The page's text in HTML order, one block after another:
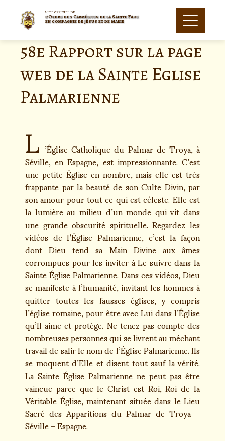
Site officiel de
l'Ordre des Carmélites de la Sainte Face
en compagnie de Jésus et de Marie
58e Rapport sur la page
web de la Sainte Eglise
Palmarienne
L ’Église Catholique du Palmar de Troya, à
Séville, en Espagne, est impressionnante. C’est
une petite Église en nombre, mais elle est très
frappante par la beauté de son Culte Divin, par
son amour pour tout ce qui est céleste. Elle est
la lumière au milieu d’un monde qui vit dans
une grande obscurité spirituelle. Regardez les
vidéos de l’Église Palmarienne, c’est la façon
dont Dieu tend sa Main Divine aux âmes
corrompues pour les inviter à Le suivre dans la
Sainte Église Palmarienne. Dans ces vidéos, Dieu
se manifeste à l’humanité, invitant les hommes à
quitter toutes les fausses églises, y compris
l’église romaine, pour être avec Lui dans l’Église
qu’Il aime et protège. Ne tenez pas compte des
nombreuses personnes qui se livrent au méchant
travail de salir le nom de l’Église Palmarienne. Ils
se moquent d’Elle et disent tout sauf la vérité.
La Sainte Église Palmarienne ne peut pas être
vaincue parce que le Christ est Roi, Roi de la
Véritable Église, maintenant située dans le Lieu
Sacré des Apparitions du Palmar de Troya –
Séville – Espagne.